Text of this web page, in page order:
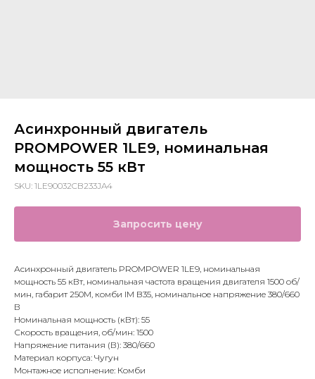
Асинхронный двигатель
PROMPOWER 1LE9, номинальная
мощность 55 кВт
SKU: 1LE90032CB233JA4
Запросить цену
Асинхронный двигатель PROMPOWER 1LE9, номинальная
мощность 55 кВт, номинальная частота вращения двигателя 1500 об/
мин, габарит 250M, комби IM B35, номинальное напряжение 380/660
В
Номинальная мощность (кВт): 55
Скорость вращения, об/мин: 1500
Напряжение питания (В): 380/660
Материал корпуса: Чугун
Монтажное исполнение: Комби